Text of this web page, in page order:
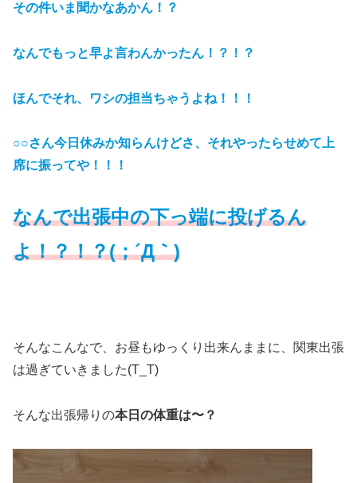
その件いま聞かなあかん！？
なんでもっと早よ言わんかったん！？！？
ほんでそれ、ワシの担当ちゃうよね！！！
○○さん今日休みか知らんけどさ、それやったらせめて上
席に振ってや！！！
なんで出張中の下っ端に投げるん
よ！？！？(；´Д｀)
そんなこんなで、お昼もゆっくり出来んままに、関東出張
は過ぎていきました(T_T)
そんな出張帰りの本日の体重は〜？